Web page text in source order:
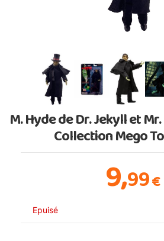
M. Hyde de Dr. Jekyll et
Collection Mego
9,99€
Epuisé